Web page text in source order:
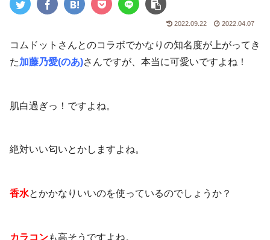
2022.09.22 2022.04.07
コムドットさんとのコラボでかなりの知名度が上がってき
た加藤乃愛(のあ)さんですが、本当に可愛いですよね！
肌白過ぎっ！ですよね。
絶対いい匂いとかしますよね。
香水とかかなりいいのを使っているのでしょうか？
カラコンも高そうですよね。